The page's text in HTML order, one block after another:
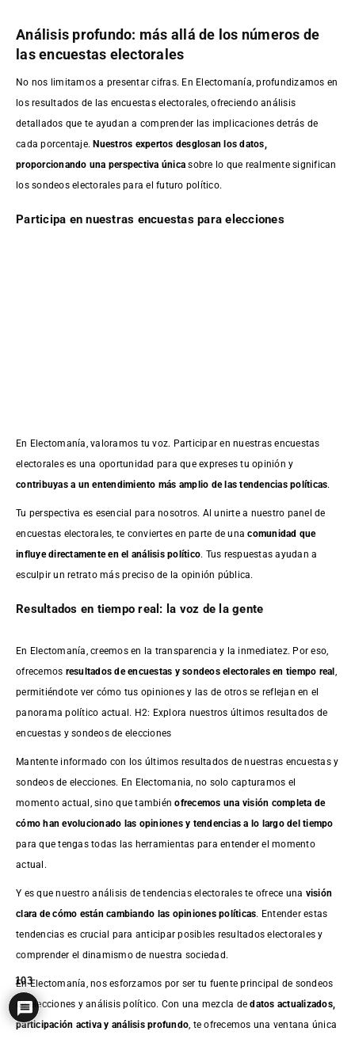
Análisis profundo: más allá de los números de
las encuestas electorales
No nos limitamos a presentar cifras. En Electomanía, profundizamos en
los resultados de las encuestas electorales, ofreciendo análisis
detallados que te ayudan a comprender las implicaciones detrás de
cada porcentaje.Nuestros expertos desglosan los datos,
proporcionando una perspectiva única sobre lo que realmente significan
los sondeos electorales para el futuro político.
Participa en nuestras encuestas para elecciones
En Electomanía, valoramos tu voz. Participar en nuestras encuestas
electorales es una oportunidad para que expreses tu opinión y
contribuyas a un entendimiento más amplio de las tendencias políticas.
Tu perspectiva es esencial para nosotros. Al unirte a nuestro panel de
encuestas electorales, te conviertes en parte de unacomunidad que
influye directamente en el análisis político. Tus respuestas ayudan a
esculpir un retrato más preciso de la opinión pública.
Resultados en tiempo real: la voz de la gente
En Electomanía, creemos en la transparencia y la inmediatez. Por eso,
ofrecemos resultados deencuestas y sondeos electorales en tiempo real
permitiéndote ver cómo tus opiniones y las de otros se reflejan en el
panorama político actual. H2: Explora nuestros últimos resultados de
encuestas y sondeos de elecciones
Mantente informado con los últimos resultados de nuestras encuestasy
sondeos de elecciones. En Electomania, no solo capturamos el
momento actual, sino que tambiénofrecemos una visión completa de
cómo han evolucionado las opiniones y tendencias a lo largo del tiempo
para que tengas todas las herramientas para entender el momento
actual.
Y es que nuestro análisis de tendencias electorales te ofrece una visión
clara de cómo están cambiando las opiniones políticas. Entender estas
tendencias es crucial para anticipar posibles resultados electorales y
comprender el dinamismo de nuestra sociedad.
En Electomanía, nos esforzamos por ser tu fuente principal de sondeos
de elecciones y análisis político. Con una mezcla dedatos actualizados,
participación activa y análisis profundo , te ofrecemos una ventana única
103